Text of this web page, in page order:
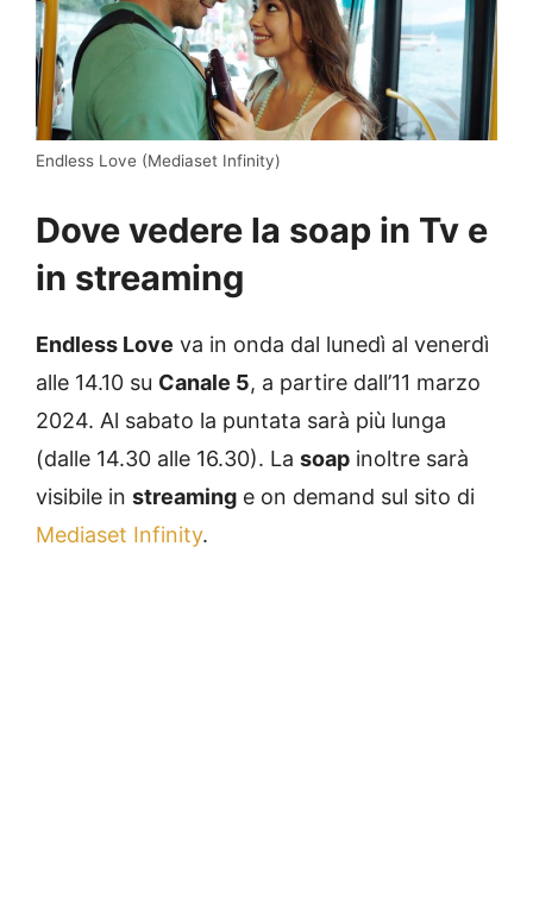
Endless Love (Mediaset Infinity)
Dove vedere la soap in Tv e
in streaming
Endless Love va in onda dal lunedì al venerdì
alle 14.10 su Canale 5, a partire dall’11 marzo
2024. Al sabato la puntata sarà più lunga
(dalle 14.30 alle 16.30). La soap inoltre sarà
visibile in streaming e on demand sul sito di
Mediaset Infinity.